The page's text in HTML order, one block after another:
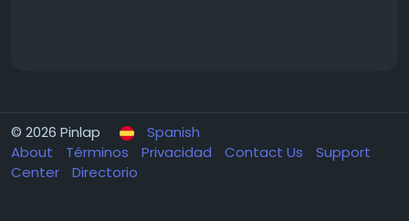
© 2026 Pinlap
Spanish
About
Términos Privacidad Contact Us
Support
Center
Directorio